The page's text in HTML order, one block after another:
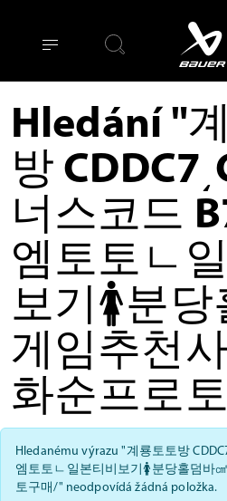
Hledání "
방
너스코드
엠토토ㄴ
보기🚺분
게임추천
화순프로
Hledanému výrazu "계룡토토방
엠토토ㄴ일본티비보기🚺분당홀덤바
토구매/" neodpovídá žádná položka.